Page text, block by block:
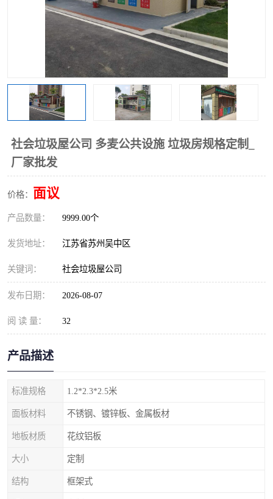
社会垃圾屋公司 多麦公共设施 垃圾房规格定制_
厂家批发
价格： 面议
产品数量： 9999.00个
发货地址： 江苏省苏州吴中区
关键词： 社会垃圾屋公司
发布日期： 2026-08-07
阅 读 量： 32
产品描述
标准规格 1.2*2.3*2.5米
面板材料 不锈钢、镀锌板、金属板材
地板材质 花纹铝板
大小 定制
结构 框架式